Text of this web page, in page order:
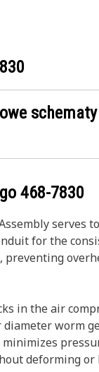
468-7830
for the
preventing
in the air
worm
deforming